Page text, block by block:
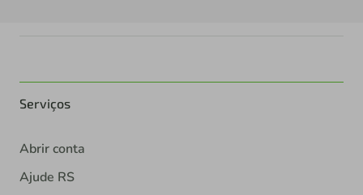
Serviços
Abrir conta
Ajude RS